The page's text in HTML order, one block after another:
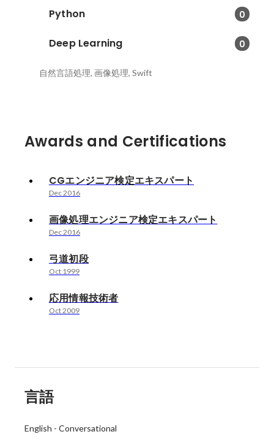
Python 0
Deep Learning 0
自然言語処理, 画像処理, Swift
Awards and Certifications
CGエンジニア検定エキスパート
Dec 2016
画像処理エンジニア検定エキスパート
Dec 2016
弓道初段
Oct 1999
応用情報技術者
Oct 2009
言語
English - Conversational